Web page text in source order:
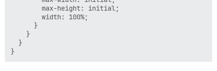
        max-height: initial;
        width: 100%;
      }
    }
  }